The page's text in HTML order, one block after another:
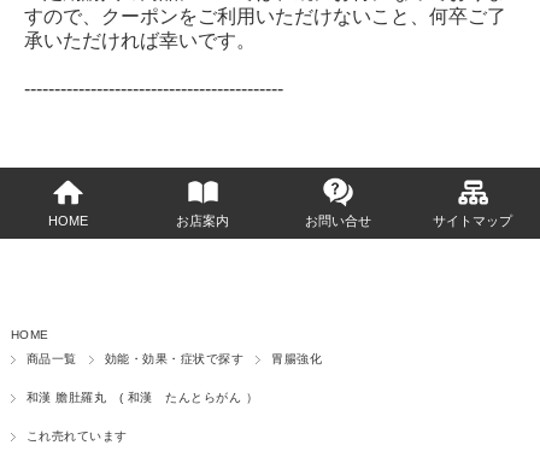
すので、クーポンをご利用いただけないこと、何卒ご了
承いただければ幸いです。
-------------------------------------------
HOME お店案内 お問い合せ サイトマップ
HOME
商品一覧
効能・効果・症状で探す 胃腸強化
和漢 膽肚羅丸 ( 和漢 たんとらがん ）
これ売れています